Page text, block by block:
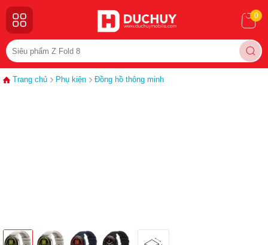
0
Trang chủ Phụ kiện Đồng hồ thông minh